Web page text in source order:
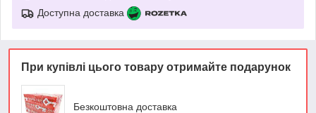
Доступна доставка
При купівлі цього товару отримайте подарунок
Безкоштовна доставка